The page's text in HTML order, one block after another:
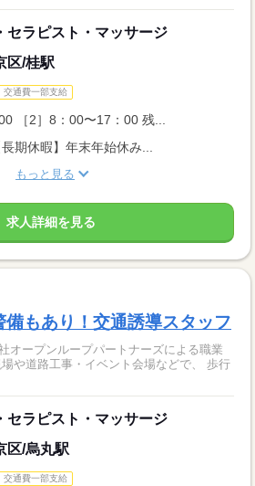
セラピスト・マッサージ
区/桂駅
交通費一部支給
［2］8：00〜17：00 残...
期休暇】年末年始休み...
もっと見る
求人詳細を見る
もあり！交通誘導スタッフ
オープンループパートナーズによる職業
や道路工事・イベント会場などで、 歩行
セラピスト・マッサージ
区/烏丸駅
交通費一部支給